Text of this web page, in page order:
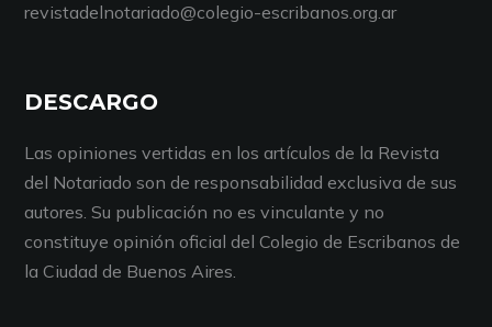
revistadelnotariado@colegio-escribanos.org.ar
DESCARGO
Las opiniones vertidas en los artículos de la Revista
del Notariado son de responsabilidad exclusiva de sus
autores. Su publicación no es vinculante y no
constituye opinión oficial del Colegio de Escribanos de
la Ciudad de Buenos Aires.